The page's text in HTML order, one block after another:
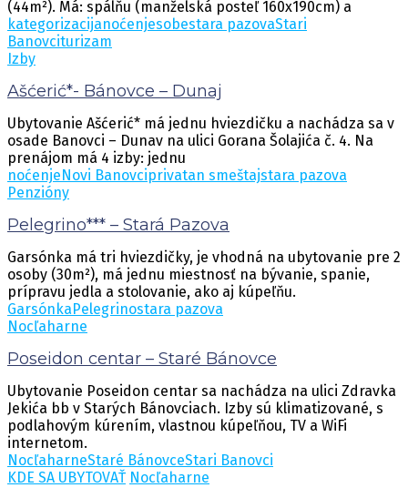
(44m²). Má: spálňu (manželská posteľ 160x190cm) a
kategorizacijanoćenjesobestara pazovaStari
Banovciturizam
Izby
Ašćerić*- Bánovce – Dunaj
Ubytovanie Ašćerić* má jednu hviezdičku a nachádza sa v
osade Banovci – Dunav na ulici Gorana Šolajića č. 4. Na
prenájom má 4 izby: jednu
noćenje Novi Banovciprivatan smeštajstara pazova
Penzióny
Pelegrino*** – Stará Pazova
Garsónka má tri hviezdičky, je vhodná na ubytovanie pre 2
osoby (30m²), má jednu miestnosť na bývanie, spanie,
prípravu jedla a stolovanie, ako aj kúpeľňu.
GarsónkaPelegrinostara pazova
Nocľaharne
Poseidon centar – Staré Bánovce
Ubytovanie Poseidon centar sa nachádza na ulici Zdravka
Jekića bb v Starých Bánovciach. Izby sú klimatizované, s
podlahovým kúrením, vlastnou kúpeľňou, TV a WiFi
internetom.
NocľaharneStaré BánovceStari Banovci
KDE SA UBYTOVAŤ Nocľaharne